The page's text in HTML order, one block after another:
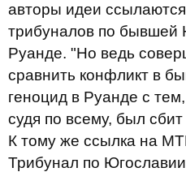
авторы идеи
трибуналов по бывшей
Руанде. "Но ведь
сравнить конфликт в
геноцид в Руанде с
судя по всему, был
К тому же ссылка на
Трибунал по